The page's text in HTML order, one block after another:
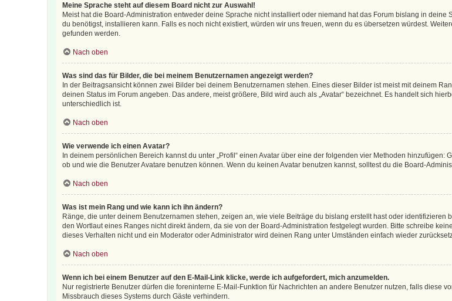
Meine Sprache steht auf diesem Board nicht zur Auswahl!
Meist hat die Board-Administration entweder deine Sprache nicht installiert oder niemand hat das Forum bislang in
du benötigst, installieren kann. Falls es noch nicht existiert, würden wir uns freuen, wenn du es übersetzen würdest.
gefunden werden.
Nach oben
Was sind das für Bilder, die bei meinem Benutzernamen angezeigt werden?
In der Beitragsansicht können zwei Bilder bei deinem Benutzernamen stehen. Eines dieser Bilder ist meist mit deinem
deinen Status im Forum angeben. Das andere, meist größere, Bild wird auch als „Avatar“ bezeichnet. Es handelt sich
unterschiedlich ist.
Nach oben
Wie verwende ich einen Avatar?
In deinem persönlichen Bereich kannst du unter „Profil“ einen Avatar über eine der folgenden vier Methoden
ob und wie die Benutzer Avatare benutzen können. Wenn du keinen Avatar benutzen kannst, solltest du die Board-
Nach oben
Was ist mein Rang und wie kann ich ihn ändern?
Ränge, die unter deinem Benutzernamen stehen, zeigen an, wie viele Beiträge du bislang erstellt hast oder
den Wortlaut eines Ranges nicht direkt ändern, da sie von der Board-Administration festgelegt wurden. Bitte schreibe
dieses Verhalten nicht und ein Moderator oder Administrator wird deinen Rang unter Umständen einfach wieder
Nach oben
Wenn ich bei einem Benutzer auf den E-Mail-Link klicke, werde ich aufgefordert, mich anzumelden.
Nur registrierte Benutzer dürfen die foreninterne E-Mail-Funktion für Nachrichten an andere Benutzer nutzen, falls diese
Missbrauch dieses Systems durch Gäste verhindern.